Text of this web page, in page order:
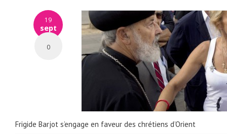
19
sept
0
Frigide Barjot s’engage en faveur des chrétiens d’Orient